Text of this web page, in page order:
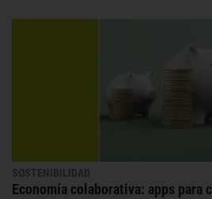
SOSTENIBILIDAD
Economía colaborativa: apps para